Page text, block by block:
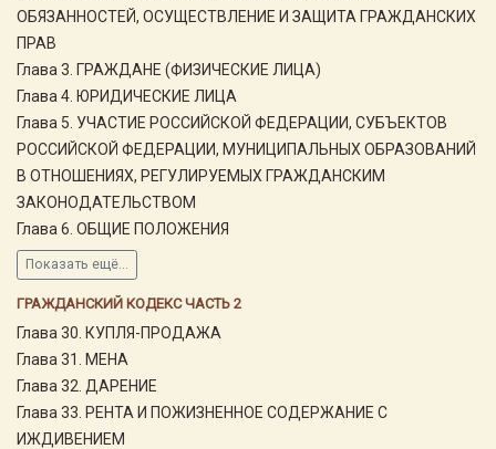
ОБЯЗАННОСТЕЙ, ОСУЩЕСТВЛЕНИЕ И ЗАЩИТА ГРАЖДАНСКИХ
ПРАВ
Глава 3. ГРАЖДАНЕ (ФИЗИЧЕСКИЕ ЛИЦА)
Глава 4. ЮРИДИЧЕСКИЕ ЛИЦА
Глава 5. УЧАСТИЕ РОССИЙСКОЙ ФЕДЕРАЦИИ, СУБЪЕКТОВ
РОССИЙСКОЙ ФЕДЕРАЦИИ, МУНИЦИПАЛЬНЫХ ОБРАЗОВАНИЙ
В ОТНОШЕНИЯХ, РЕГУЛИРУЕМЫХ ГРАЖДАНСКИМ
ЗАКОНОДАТЕЛЬСТВОМ
Глава 6. ОБЩИЕ ПОЛОЖЕНИЯ
Показать ещё...
ГРАЖДАНСКИЙ КОДЕКС ЧАСТЬ 2
Глава 30. КУПЛЯ-ПРОДАЖА
Глава 31. МЕНА
Глава 32. ДАРЕНИЕ
Глава 33. РЕНТА И ПОЖИЗНЕННОЕ СОДЕРЖАНИЕ С
ИЖДИВЕНИЕМ